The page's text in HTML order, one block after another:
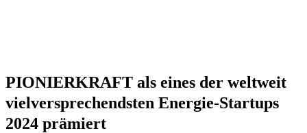
PIONIERKRAFT als eines der weltweit
vielversprechendsten Energie-Startups
2024 prämiert